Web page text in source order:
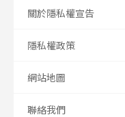
關於隱私權宣告
隱私權政策
網站地圖
聯絡我們